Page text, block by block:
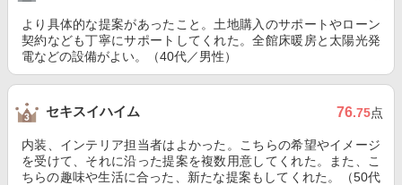
より具体的な提案があったこと。土地購入のサポートやローン
契約なども丁寧にサポートしてくれた。全館床暖房と太陽光発
電などの設備がよい。（40代／男性）
セキスイハイム 76.75点
内装、インテリア担当者はよかった。こちらの希望やイメージ
を受けて、それに沿った提案を複数用意してくれた。また、こ
ちらの趣味や生活に合った、新たな提案もしてくれた。（50代